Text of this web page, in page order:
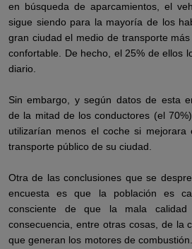
en búsqueda de aparcamientos, el
sigue siendo para la mayoría de los
gran ciudad el medio de transporte
confortable. De hecho, el 25% de ellos
diario.
Sin embargo, y según datos de esta
de la mitad de los conductores (el
utilizarían menos el coche si mejorara
transporte público de su ciudad.
Otra de las conclusiones que se
encuesta es que la población es
consciente de que la mala
consecuencia, entre otras cosas, de la
que generan los motores de